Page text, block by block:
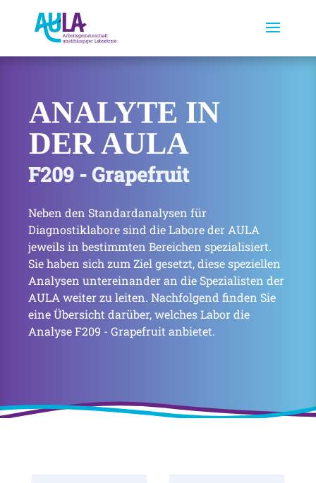
ANALYTE IN
DER AULA
F209 - Grapefruit
Neben den Standardanalysen für
Diagnostiklabore sind die Labore der AULA
jeweils in bestimmten Bereichen spezialisiert.
Sie haben sich zum Ziel gesetzt, diese speziellen
Analysen untereinander an die Spezialisten der
AULA weiter zu leiten. Nachfolgend finden Sie
eine Übersicht darüber, welches Labor die
Analyse F209 - Grapefruit anbietet.